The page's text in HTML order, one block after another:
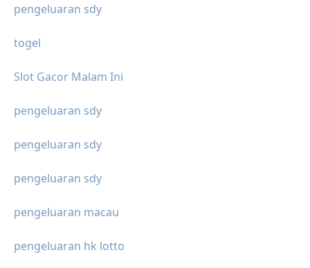
pengeluaran sdy
togel
Slot Gacor Malam Ini
pengeluaran sdy
pengeluaran sdy
pengeluaran sdy
pengeluaran macau
pengeluaran hk lotto